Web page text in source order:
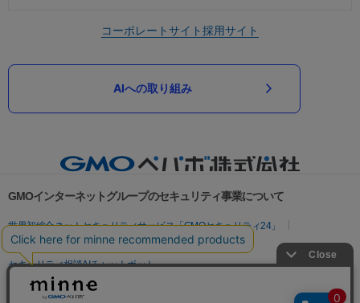
コーポレートサイト採用サイト
AIへの取り組み
GMOインターネットグループのセキュリティ事業について
世界初総合ネットセキュリティサービス「GMOセキュリティ24」
パスワード漏洩診断
Webサイトリスク診断
セキュリティ相談AIチャットボット
実在証明・盗聴対策